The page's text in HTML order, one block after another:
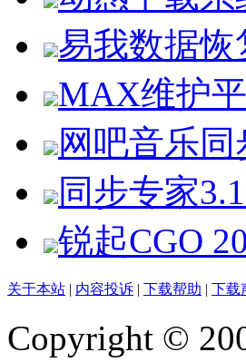
易我数据恢
MAX维护
网吧音乐
同步专家
锐起CGO
关于本站 | 内容投诉 | 下载帮助 | 下载
Copyright ©